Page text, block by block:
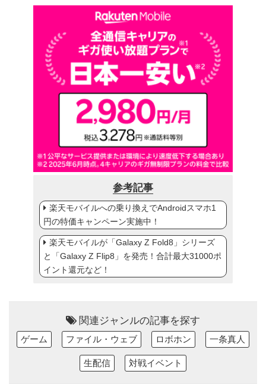
参考記事
楽天モバイルへの乗り換えでAndroidスマホ1
円の特価キャンペーン実施中！
楽天モバイルが「Galaxy Z Fold8」シリーズ
と「Galaxy Z Flip8」を発売！合計最大31000ポ
イント還元など！
関連ジャンルの記事を探す
ゲーム ファイル・ウェブ ロボホン 一条真人
生配信 対戦イベント